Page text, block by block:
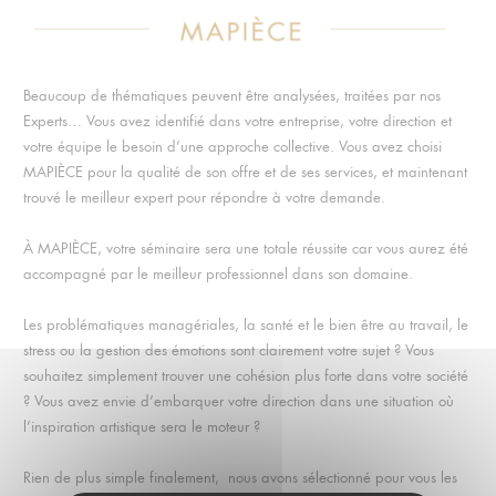
Beaucoup de thématiques peuvent être analysées, traitées par nos
Experts… Vous avez identifié dans votre entreprise, votre direction et
votre équipe le besoin d’une approche collective. Vous avez choisi
MAPIÈCE pour la qualité de son offre et de ses services, et maintenant
trouvé le meilleur expert pour répondre à votre demande.
À MAPIÈCE, votre séminaire sera une totale réussite car vous aurez été
accompagné par le meilleur professionnel dans son domaine.
Les problématiques managériales, la santé et le bien être au travail, le
stress ou la gestion des émotions sont clairement votre sujet ? Vous
souhaitez simplement trouver une cohésion plus forte dans votre société
? Vous avez envie d’embarquer votre direction dans une situation où
l’inspiration artistique sera le moteur ?
Rien de plus simple finalement, nous avons sélectionné pour vous les